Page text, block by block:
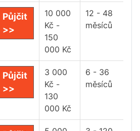
Půjčit
>>
10 000
Kč -
150
000 Kč
12 - 48
měsíců
Půjčit
>>
3 000
Kč -
130
000 Kč
6 - 36
měsíců